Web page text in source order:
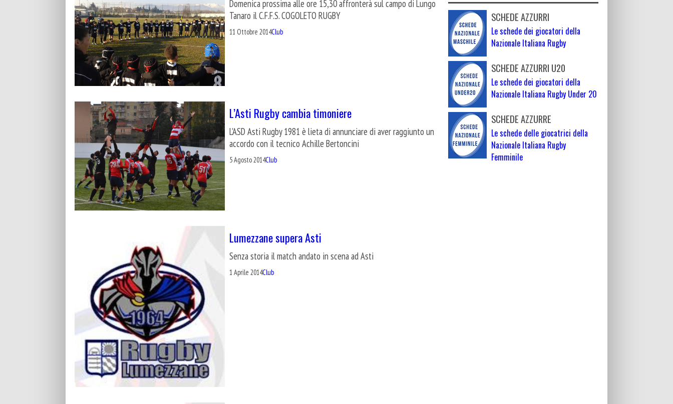
Domenica prossima alle ore 15,30 affronterà sul campo di Lungo
Tanaro il C.F.F.S. COGOLETO RUGBY
11 Ottobre 2014Club
L’Asti Rugby cambia timoniere
L'ASD Asti Rugby 1981 è lieta di annunciare di aver raggiunto un
accordo con il tecnico Achille Bertoncini
5 Agosto 2014Club
Lumezzane supera Asti
Senza storia il match andato in scena ad Asti
1 Aprile 2014Club
SCHEDE AZZURRI
Le schede dei giocatori della
Nazionale Italiana Rugby
SCHEDE AZZURRI U20
Le schede dei giocatori della
Nazionale Italiana Rugby Under 20
SCHEDE AZZURRE
Le schede delle giocatrici della
Nazionale Italiana Rugby
Femminile